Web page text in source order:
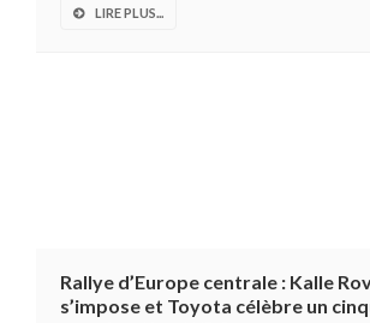
LIRE PLUS...
Rallye d’Europe centrale : Kalle
s’impose et Toyota célèbre un